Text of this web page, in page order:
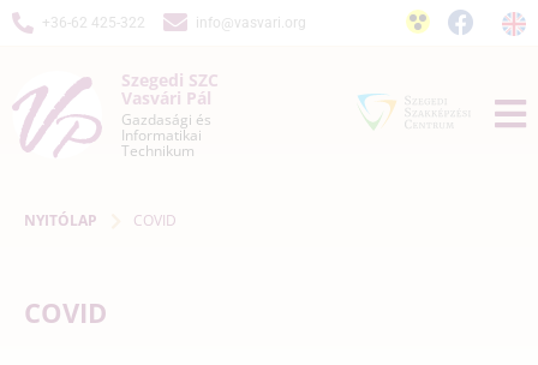
+36-62 425-322 info@vasvari.org
Szegedi SZC
Vasvári Pál
Gazdasági és
Informatikai
Technikum
NYITÓLAP COVID
COVID